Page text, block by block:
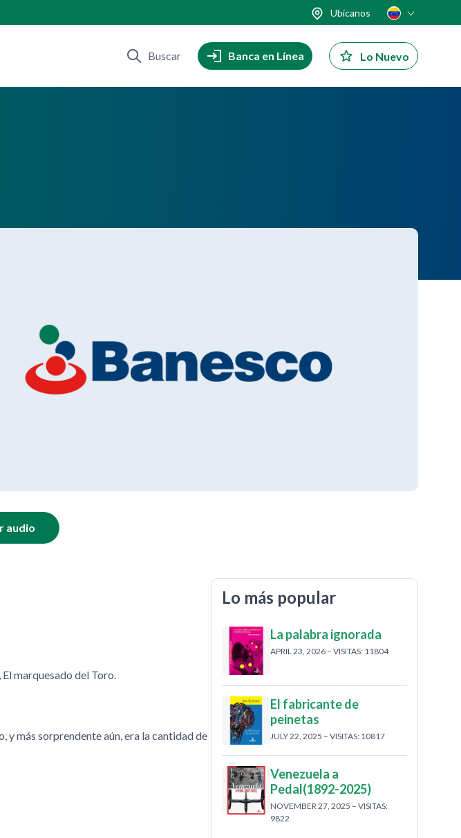
Ubícanos
Buscar Banca en Línea Lo Nuevo
audio
marquesado del Toro.
y más sorprendente aún, era la cantidad de
Lo más popular
La palabra ignorada
APRIL 23, 2026 – VISITAS: 11804
El fabricante de
peinetas
JULY 22, 2025 – VISITAS: 10817
Venezuela a
Pedal(1892-2025)
NOVEMBER 27, 2025 – VISITAS:
9822